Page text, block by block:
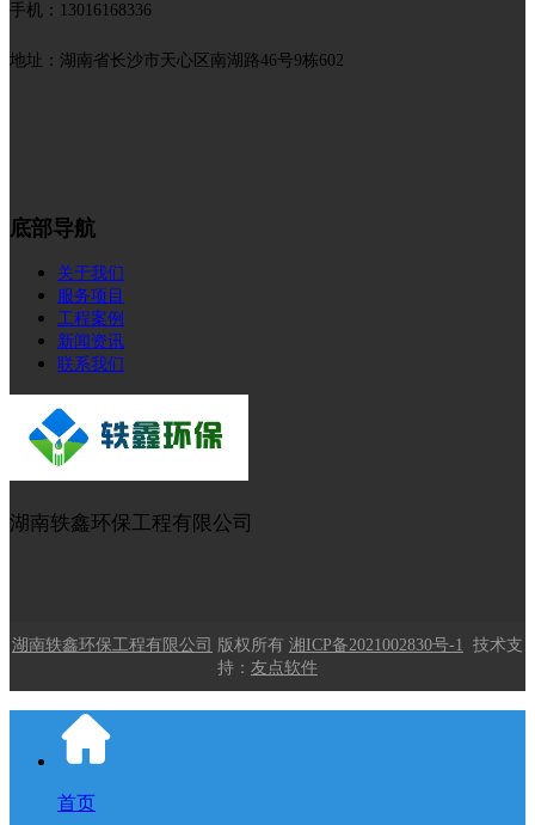
手机：13016168336
地址：湖南省长沙市天心区南湖路46号9栋602
底部导航
关于我们
服务项目
工程案例
新闻资讯
联系我们
湖南轶鑫环保工程有限公司
湖南轶鑫环保工程有限公司 版权所有 湘ICP备2021002830号-1 技术支
持： 友点软件
首页